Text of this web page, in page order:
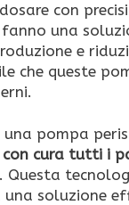
con
una
e
che queste
pompa
cura tutti i
soluzione